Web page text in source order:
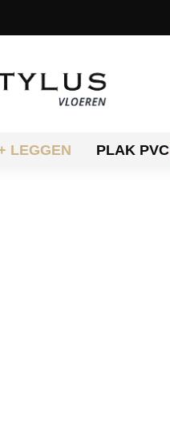
LEGGEN PLAK PVC